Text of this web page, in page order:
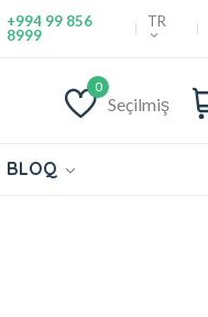
+994 99 856
8999
TR
0
Seçilmiş
BLOQ